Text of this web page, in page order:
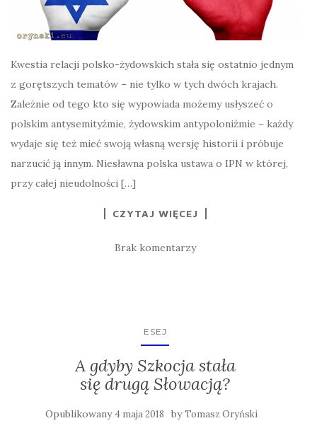
Kwestia relacji polsko-żydowskich stała się ostatnio jednym
z gorętszych tematów – nie tylko w tych dwóch krajach.
Zależnie od tego kto się wypowiada możemy usłyszeć o
polskim antysemityźmie, żydowskim antypoloniźmie – każdy
wydaje się też mieć swoją własną wersję historii i próbuje
narzucić ją innym. Niesławna polska ustawa o IPN w której,
przy całej nieudolności […]
CZYTAJ WIĘCEJ
Brak komentarzy
ESEJ
A gdyby Szkocja stała
się drugą Słowacją?
Opublikowany4 maja 2018 byTomasz Oryński